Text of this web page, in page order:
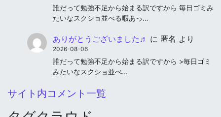
誰だって勉強不足から始まる訳ですから 毎日ゴミみ
たいなスクショ並べる暇あっ…
ありがとうございました♬ に 匿名 より
2026-08-06
誰だって勉強不足から始まる訳ですから >毎日ゴミ
みたいなスクショ並べ…
サイト内コメント一覧